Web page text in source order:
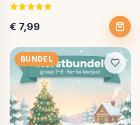
€ 7,99
BUNDEL